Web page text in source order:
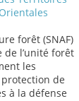
forêt (SNAF)
l’unité forêt
les
de
à la défense